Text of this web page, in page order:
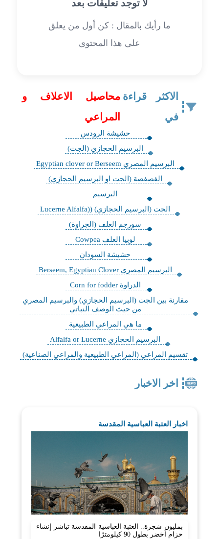
لا توجد تعليقات بعد
ما رأيك بالمقال : كن أول من يعلق
على هذا المحتوى
الاكثر قراءة
في
محاصيل الاعلاف و
المراعي
حشيشة الرودس
البرسيم الحجازي (الجت)
البرسيم المصري Egyptian clover or Berseem
الفصفصة (الجت او البرسيم الحجازي)
البرسيم
الجت (البرسيم الحجازي) ((Lucerne Alfalfa
سورجم العلف (الجراوة)
لوبيا العلف Cowpea
حشيشة السودان
البرسيم المصري Berseem, Egyptian Clover
الدراوة Corn for fodder
مقارنة بين الجت (البرسيم الحجازي) والبرسيم المصري
من حيث الوصف النباتي
ما هي المراعي الطبيعية
البرسيم الحجازي Alfalfa or Lucerne
تقسيم المراعي (المراعي الطبيعية والمراعي الصناعية)
اخر الاخبار
اخبار العتبة العباسية المقدسة
بمليون شجرة.. العتبة العباسية المقدسة تباشر إنشاء
حزام أخضر بطول 90 كيلومترًا